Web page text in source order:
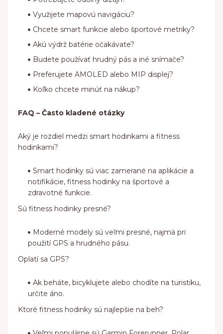
Využijete mapovú navigáciu?
Chcete smart funkcie alebo športové metriky?
Akú výdrž batérie očakávate?
Budete používať hrudný pás a iné snímače?
Preferujete AMOLED alebo MIP displej?
Koľko chcete minúť na nákup?
FAQ – Často kladené otázky
Aký je rozdiel medzi smart hodinkami a fitness
hodinkami?
Smart hodinky sú viac zamerané na aplikácie a
notifikácie, fitness hodinky na športové a
zdravotné funkcie.
Sú fitness hodinky presné?
Moderné modely sú veľmi presné, najmä pri
použití GPS a hrudného pásu.
Oplatí sa GPS?
Ak beháte, bicyklujete alebo chodíte na turistiku,
určite áno.
Ktoré fitness hodinky sú najlepšie na beh?